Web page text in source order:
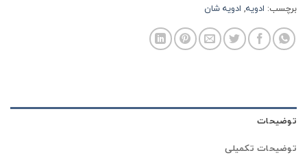
برچسب: ادویه, ادویه شان
توضیحات
توضیحات تکمیلی